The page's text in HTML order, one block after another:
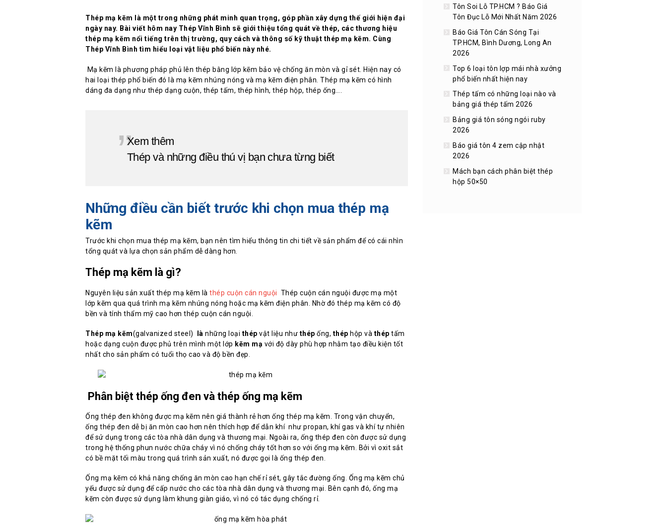
Thép mạ kẽm là một trong những phát minh quan trọng, góp phần xây dựng thế giới hiện đại
ngày nay. Bài viết hôm nay Thép Vĩnh Bình sẽ giới thiệu tổng quát về thép, các thương hiệu
thép mạ kẽm nổi tiếng trên thị trường, quy cách và thông số kỹ thuật thép mạ kẽm. Cùng
Thép Vĩnh Bình tìm hiểu loại vật liệu phổ biến này nhé.
Mạ kẽm là phương pháp phủ lên thép bằng lớp kẽm bảo vệ chống ăn mòn và gỉ sét. Hiện nay có
hai loại thép phổ biến đó là mạ kẽm nhúng nóng và mạ kẽm điện phân. Thép mạ kẽm có hình
dáng đa dạng như thép dạng cuộn, thép tấm, thép hình, thép hộp, thép ống….
Xem thêm
Thép và những điều thú vị bạn chưa từng biết
Những điều cần biết trước khi chọn mua thép mạ
kẽm
Trước khi chọn mua thép mạ kẽm, bạn nên tìm hiểu thông tin chi tiết về sản phẩm để có cái nhìn
tổng quát và lựa chọn sản phẩm dễ dàng hơn.
Thép mạ kẽm là gì?
Nguyên liệu sản xuất thép mạ kẽm là thép cuộn cán nguội Thép cuộn cán nguội được mạ một
lớp kẽm qua quá trình mạ kẽm nhúng nóng hoặc mạ kẽm điện phân. Nhờ đó thép mạ kẽm có độ
bền và tính thẩm mỹ cao hơn thép cuộn cán nguội.
Thép mạ kẽm(galvanized steel) là những loại thép vật liệu như thép ống, thép hộp và thép tấm
hoặc dạng cuộn được phủ trên mình một lớp kẽm mạ với độ dày phù hợp nhằm tạo điều kiện tốt
nhất cho sản phẩm có tuổi thọ cao và độ bền đẹp.
Phân biệt thép ống đen và thép ống mạ kẽm
Ống thép đen không được mạ kẽm nên giá thành rẻ hơn ống thép mạ kẽm. Trong vận chuyển,
ống thép đen dễ bị ăn mòn cao hơn nên thích hợp để dẫn khí như propan, khí gas và khí tự nhiên
để sử dụng trong các tòa nhà dân dụng và thương mại. Ngoài ra, ống thép đen còn được sử dụng
trong hệ thống phun nước chữa cháy vì nó chống cháy tốt hơn so với ống mạ kẽm. Bởi vì oxit sắt
có bề mặt tối màu trong quá trình sản xuất, nó được gọi là ống thép đen.
Ống mạ kẽm có khả năng chống ăn mòn cao hạn chế rỉ sét, gây tắc đường ống. Ống mạ kẽm chủ
yếu được sử dụng để cấp nước cho các tòa nhà dân dụng và thương mại. Bên cạnh đó, ống mạ
kẽm còn được sử dụng làm khung giàn giáo, vì nó có tác dụng chống rỉ.
Tôn Soi Lỗ TP.HCM ? Báo Giá
Tôn Đục Lỗ Mới Nhất Năm 2026
Báo Giá Tôn Cán Sóng Tại
TP.HCM, Bình Dương, Long An
2026
Top 6 loại tôn lợp mái nhà xưởng
phổ biến nhất hiện nay
Thép tấm có những loại nào và
bảng giá thép tấm 2026
Bảng giá tôn sóng ngói ruby
2026
Báo giá tôn 4 zem cập nhật
2026
Mách bạn cách phân biệt thép
hộp 50×50